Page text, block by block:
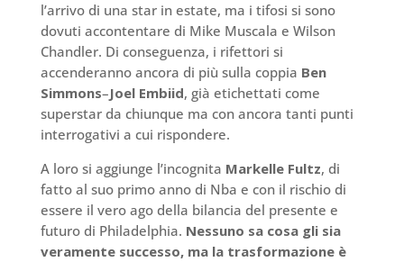
l’arrivo di una star in estate, ma i tifosi si sono
dovuti accontentare di Mike Muscala e Wilson
Chandler. Di conseguenza, i rifettori si
accenderanno ancora di più sulla coppia Ben
Simmons–Joel Embiid, già etichettati come
superstar da chiunque ma con ancora tanti punti
interrogativi a cui rispondere.
A loro si aggiunge l’incognita Markelle Fultz, di
fatto al suo primo anno di Nba e con il rischio di
essere il vero ago della bilancia del presente e
futuro di Philadelphia. Nessuno sa cosa gli sia
veramente successo, ma la trasformazione è